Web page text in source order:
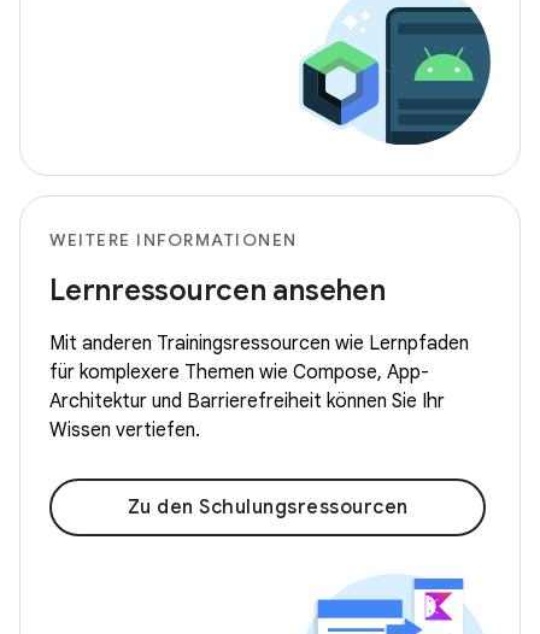
WEITERE INFORMATIONEN
Lernressourcen ansehen
Mit anderen Trainingsressourcen wie Lernpfaden
für komplexere Themen wie Compose, App-
Architektur und Barrierefreiheit können Sie Ihr
Wissen vertiefen.
Zu den Schulungsressourcen